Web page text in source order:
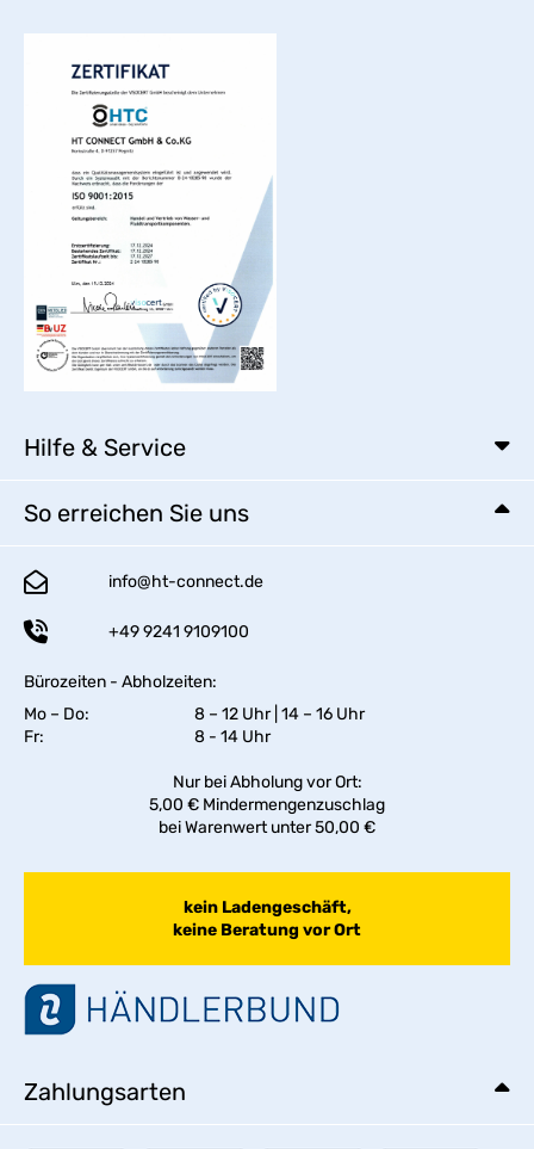
Hilfe & Service
So erreichen Sie uns
info@ht-connect.de
+49 9241 9109100
Bürozeiten - Abholzeiten:
Mo – Do:
8 – 12 Uhr | 14 – 16 Uhr
Fr:
8 - 14 Uhr
Nur bei Abholung vor Ort:
5,00 € Mindermengenzuschlag
bei Warenwert unter 50,00 €
kein Ladengeschäft,
keine Beratung vor Ort
Zahlungsarten